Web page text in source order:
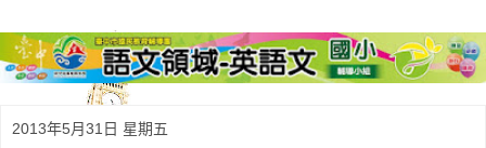
2013年5月31日 星期五